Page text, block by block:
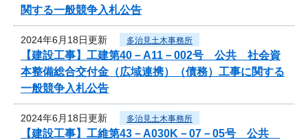
関する一般競争入札公告
2024年6月18日更新 多治見土木事務所
【建設工事】工建第40－A11－002号 公共 社会資
本整備総合交付金（広域連携）（債務）工事に関する
一般競争入札公告
2024年6月18日更新 多治見土木事務所
【建設工事】工維第43－A030K－07－05号 公共